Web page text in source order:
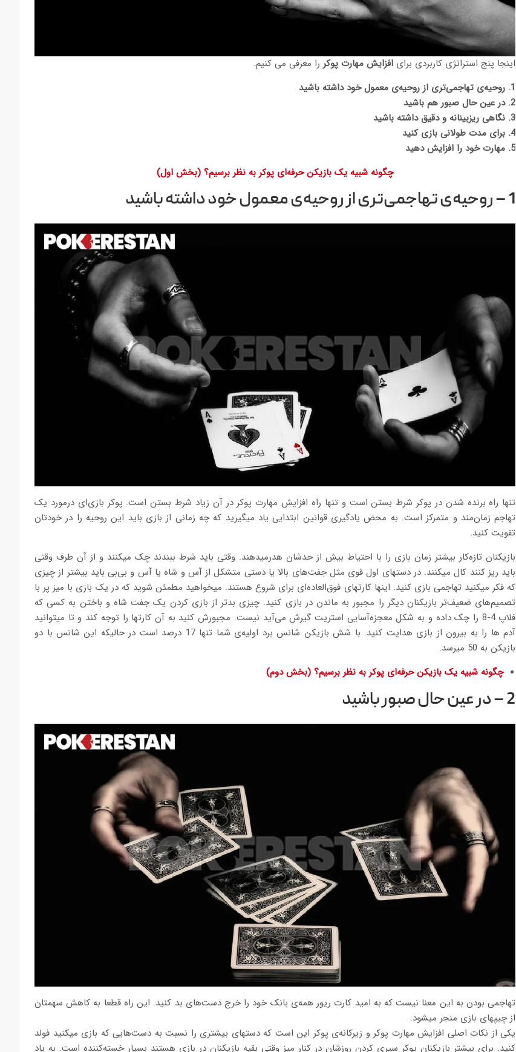
اینجا پنج استراتژی کاربردی برای افزایش مهارت پوکررا معرفی می‏ کنیم.
1. روحیه‏‌ی تهاجمی‌‏تری از روحیه‏‌ی معمول خود داشته باشید
2. در عین حال صبور هم باشید
3. نگاهی ریزبینانه و دقیق داشته باشید
4. برای مدت طولانی بازی کنید
5. مهارت خود را افزایش دهید
چگونه شبیه یک بازیکن حرفه‌ای پوکر به نظر برسیم؟ (بخش اول)
1 – روحیه‏‌ی تهاجمی‌‏تری از روحیه‏‌ی معمول خود داشته باشید
تنها راه برنده شدن در پوکر شرط بستن است و تنها راه افزایش مهارت پوکر در آن زیاد شرط بستن است. پوکر بازی‏‌ای درمورد یک
تهاجم زمان‏‌مند و متمرکز است. به محض یادگیری قوانین ابتدایی یاد می‏گیرید که چه زمانی از بازی باید این روحیه را در خودتان
تقویت کنید.
بازیکنان تازه‏‌کار بیشتر زمان بازی را با احتیاط بیش از حدشان هدرمی‏دهند. وقتی باید شرط ببندند چک می‏کنند و از آن طرف وقتی
باید ریز کنند کال می‏کنند. در دست‏های اول قوی مثل جفت‏‌های بالا یا دستی متشکل از آس و شاه یا آس و بی‏‌بی باید بیشتر از چیزی
که فکر می‏کنید تهاجمی بازی کنید. این‏ها کارت‏های فوق‏‌العاده‏‌ای برای شروع هستند. می‏خواهید مطمئن شوید که در یک بازی با میز پر با
تصمیم‏‌های ضعیف‌‏تر بازیکنان دیگر را مجبور به ماندن در بازی کنید. چیزی بدتر از بازی کردن یک جفت شاه و باختن به کسی که
فلاپ 4-8 را چک داده و به شکل معجزه‏‌آسایی استریت گیرش می‏‌آید نیست. مجبورش کنید به آن کارت‏ها را توجه کند و تا می‏توانید
آدم ها را به بیرون از بازی هدایت کنید. با شش بازیکن شانس برد اولیه‌‏ی شما تنها 17 درصد است در حالیکه این شانس با دو
بازیکن به 50 میرسد.
چگونه شبیه یک بازیکن حرفه‌ای پوکر به نظر برسیم؟ (بخش دوم)
2 – در عین حال صبور باشید
تهاجمی بودن به این معنا نیست که به امید کارت ریور همه‌‌‏ی بانک خود را خرج دست‏‌های بد کنید. این راه قطعا به کاهش سهم‏تان
از چیپ‏های بازی منجر میشود.
یکی از نکات اصلی افزایش مهارت پوکر و زیرکانه‏‌ی پوکر این است که دست‏های بیشتری را نسبت به دست‏‌هایی که بازی می‏کنید فولد
کنید. برای بیشتر بازیکنان پوکر سپری کردن روزشان در کنار میز وقتی بقیه بازیکنان در بازی هستند بسیار خسته‏‌کننده است. به یاد